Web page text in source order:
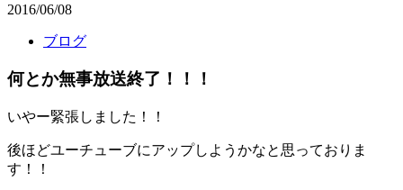
2016/06/08
ブログ
何とか無事放送終了！！！
いやー緊張しました！！
後ほどユーチューブにアップしようかなと思っておりま
す！！